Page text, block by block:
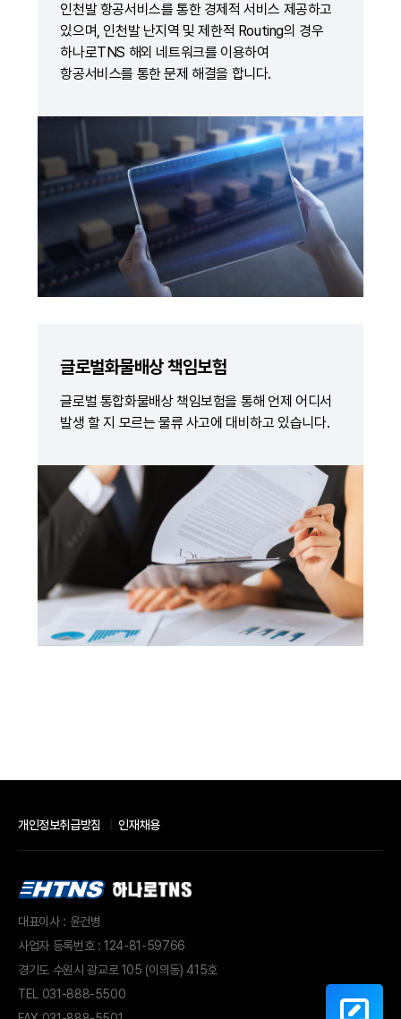
인천발 항공서비스를 통한 경제적 서비스 제공하고
있으며, 인천발 난지역 및 제한적 Routing의 경우
하나로TNS 해외 네트워크를 이용하여
항공서비스를 통한 문제 해결을 합니다.
글로벌화물배상 책임보험
글로벌 통합화물배상 책임보험을 통해 언제 어디서
발생 할 지 모르는 물류 사고에 대비하고 있습니다.
개인정보취급방침 인재채용
대표이사 : 윤건병
사업자 등록번호 : 124-81-59766
경기도 수원시 광교로 105 (이의동) 415호
TEL 031-888-5500